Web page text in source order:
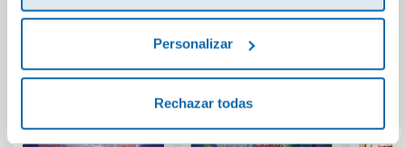
Personalizar
Rechazar todas